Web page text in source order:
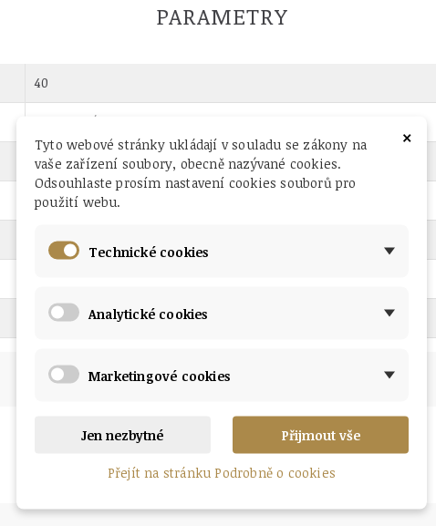
PARAMETRY
40
analogový
ocel
ocel
minerální
100M
POPIS KOMENTÁŘE
×
Tyto webové stránky ukládají v souladu se zákony na
vaše zařízení soubory, obecně nazývané cookies.
Odsouhlaste prosím nastavení cookies souborů pro
použití webu.
Technické cookies
Analytické cookies
Marketingové cookies
Jen nezbytné Přijmout vše
Přejít na stránku Podrobně o cookies